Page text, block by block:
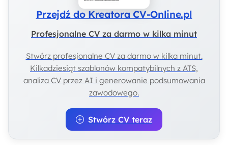
Przejdź do Kreatora CV-Online.pl
Profesjonalne CV za darmo w kilka minut
Stwórz profesjonalne CV za darmo w kilka minut.
Kilkadziesiąt szablonów kompatybilnych z ATS,
analiza CV przez AI i generowanie podsumowania
zawodowego.
Stwórz CV teraz